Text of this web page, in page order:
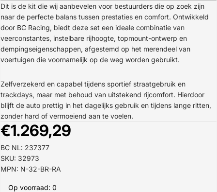
Dit is de kit die wij aanbevelen voor bestuurders die op zoek zijn
naar de perfecte balans tussen prestaties en comfort. Ontwikkeld
door BC Racing, biedt deze set een ideale combinatie van
veerconstantes, instelbare rijhoogte, topmount-ontwerp en
dempingseigenschappen, afgestemd op het merendeel van
voertuigen die voornamelijk op de weg worden gebruikt.
Zelfverzekerd en capabel tijdens sportief straatgebruik en
trackdays, maar met behoud van uitstekend rijcomfort. Hierdoor
blijft de auto prettig in het dagelijks gebruik en tijdens lange ritten,
zonder hard of vermoeiend aan te voelen.
€1.269,29
BC NL: 237377
SKU: 32973
MPN: N-32-BR-RA
Op voorraad: 0